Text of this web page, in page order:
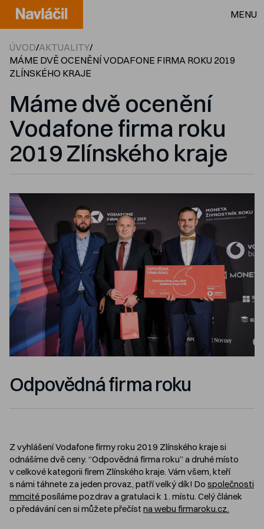
MENU
ÚVOD/AKTUALITY/
MÁME DVĚ OCENĚNÍ VODAFONE FIRMA ROKU 2019
ZLÍNSKÉHO KRAJE
Máme dvě ocenění
Vodafone firma roku
2019 Zlínského kraje
Odpovědná firma roku
Z vyhlášení Vodafone firmy roku 2019 Zlínského kraje si
odnášíme dvě ceny. “Odpovědná firma roku” a druhé místo
v celkové kategorii firem Zlínského kraje. Vám všem, kteří
s námi táhnete za jeden provaz, patří velký dík! Do společnosti
mmcitéposíláme pozdrav a gratulaci k 1. místu. Celý článek
o předávání cen si můžete přečíst na webu firmaroku.cz.